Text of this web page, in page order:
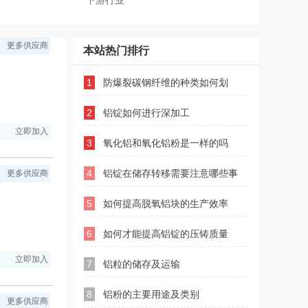
更多供应商
立即加入
更多供应商
立即加入
更多供应商
本站热门排行
1 防爆裂碳钢纤维的种类如何划
分？
2 铝锭如何进行深加工
3 氧化铝和氧化铝粉是一样的吗
4 铝锭在储存转移需要注意哪些事
项
5 如何提高脱氧铝块的生产效率
6 如何才能提高铝锭的压铸质量
7 铝粒的储存及运输
8 铝粉的主要用途及类别